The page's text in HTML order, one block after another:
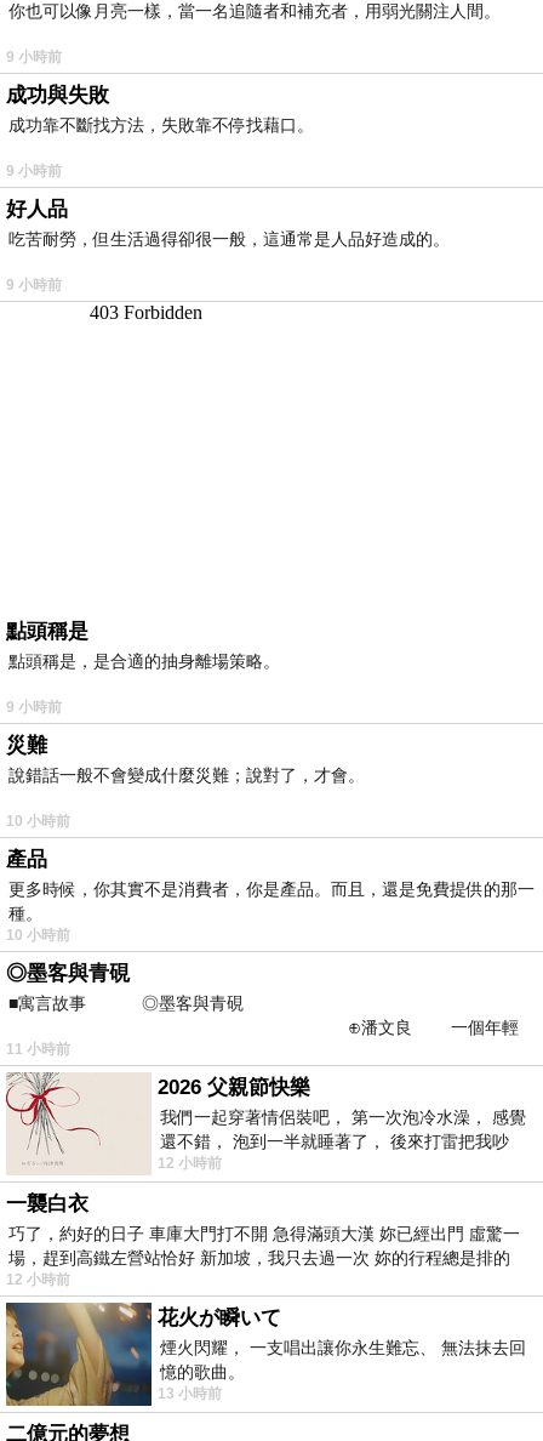
你也可以像月亮一樣，當一名追隨者和補充者，用弱光關注人間。
9 小時前
成功與失敗
成功靠不斷找方法，失敗靠不停找藉口。
9 小時前
好人品
吃苦耐勞，但生活過得卻很一般，這通常是人品好造成的。
9 小時前
點頭稱是
點頭稱是，是合適的抽身離場策略。
9 小時前
災難
說錯話一般不會變成什麼災難；說對了，才會。
10 小時前
產品
更多時候，你其實不是消費者，你是產品。而且，還是免費提供的那一
種。
10 小時前
◎墨客與青硯
■寓言故事 ◎墨客與青硯
⊕潘文良 一個年輕
的墨客，在京城的古玩肆裡
11 小時前
2026 父親節快樂
我們一起穿著情侶裝吧， 第一次泡冷水澡， 感覺
還不錯， 泡到一半就睡著了， 後來打雷把我吵
醒， 手
12 小時前
一襲白衣
巧了，約好的日子 車庫大門打不開 急得滿頭大漢 妳已經出門 虛驚一
場，趕到高鐵左營站恰好 新加坡，我只去過一次 妳的行程總是排的
12 小時前
花火が瞬いて
煙火閃耀， 一支唱出讓你永生難忘、 無法抹去回
憶的歌曲。
13 小時前
二億元的夢想